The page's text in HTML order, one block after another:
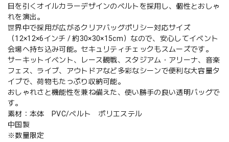
目を引くオイルカラーデザインのベルトを採用し、個性とおしゃ
れを演出。
世界中で採用が広がるクリアバッグポリシー対応サイズ
（12×12×6インチ / 約30×30×15cm）なので、安心してイベント
会場へ持ち込み可能。セキュリティチェックもスムーズです。
サーキットイベント、レース観戦、スタジアム・アリーナ、音楽
フェス、ライブ、アウトドアなど多彩なシーンで便利な大容量タ
イプで、荷物もたっぷり収納可能。
おしゃれさと機能性を兼ね備えた、使い勝手の良い透明バッグで
す。
素材：本体 PVC/ベルト ポリエステル
中国製
※数量限定